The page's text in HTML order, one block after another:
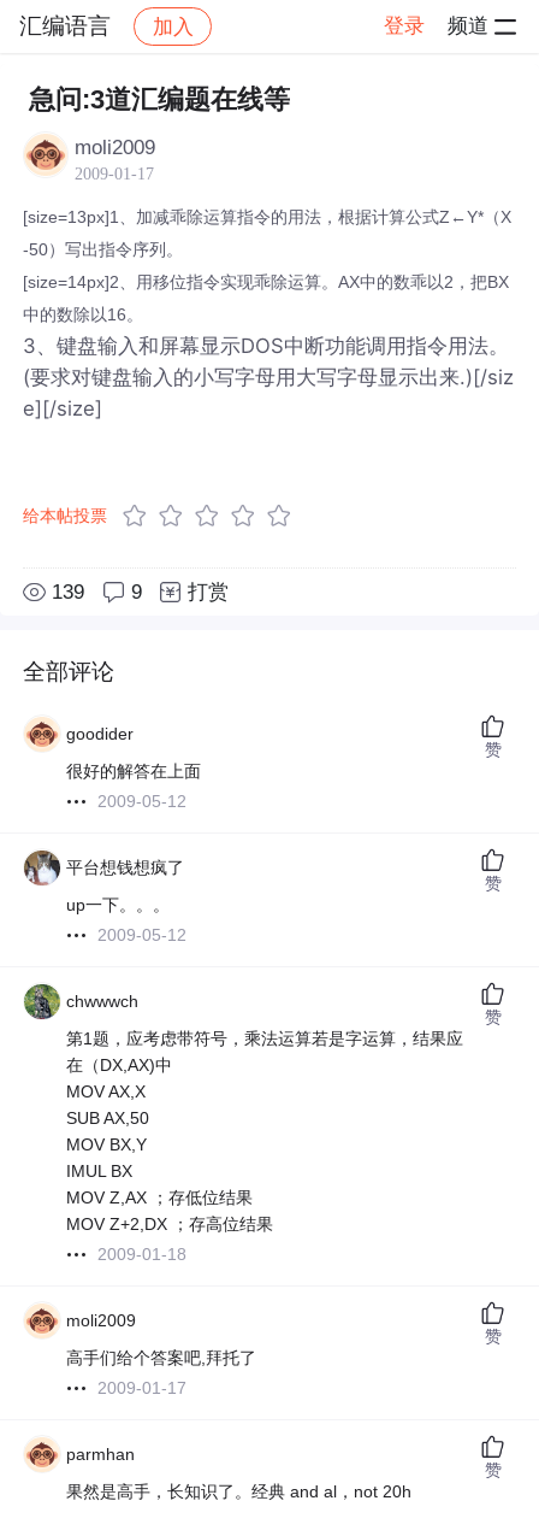
汇编语言 加入 登录 频道
社区 汇编语言 帖子详情
急问:3道汇编题在线等
moli2009
2009-01-17
[size=13px]1、加减乖除运算指令的用法，根据计算公式Z←Y*（X
-50）写出指令序列。
[size=14px]2、用移位指令实现乖除运算。AX中的数乖以2，把BX
中的数除以16。
3、键盘输入和屏幕显示DOS中断功能调用指令用法。
(要求对键盘输入的小写字母用大写字母显示出来.)[/siz
e][/size]
给本帖投票
139 9 打赏
全部评论
goodider
很好的解答在上面
2009-05-12
赞
平台想钱想疯了
up一下。。。
2009-05-12
赞
chwwwch
第1题，应考虑带符号，乘法运算若是字运算，结果应
在（DX,AX)中
MOV AX,X
SUB AX,50
MOV BX,Y
IMUL BX
MOV Z,AX ；存低位结果
MOV Z+2,DX ；存高位结果
2009-01-18
赞
moli2009
高手们给个答案吧,拜托了
2009-01-17
赞
parmhan
果然是高手，长知识了。经典 and al，not 20h
赞